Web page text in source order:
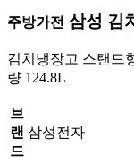
주방가전 삼성 김
김치냉장고 스탠드
량 124.8L
브
랜
드
삼성전자